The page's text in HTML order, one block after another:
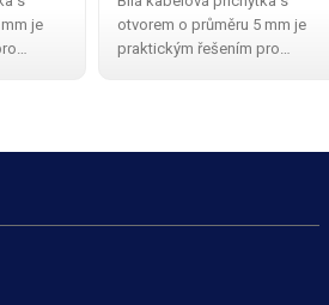
je
otvorem o průměru 5 mm je
praktickým řešením pro